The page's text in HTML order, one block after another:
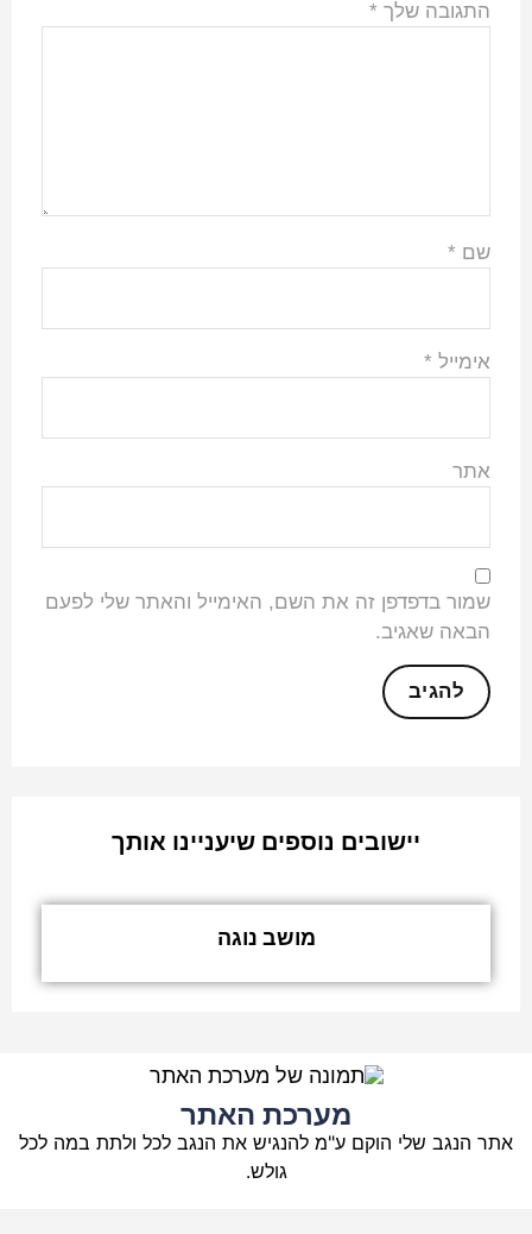
התגובה שלך *
שם *
אימייל *
אתר
שמור בדפדפן זה את השם, האימייל והאתר שלי לפעם
הבאה שאגיב.
יישובים נוספים שיעניינו אותך
מושב נוגה
מערכת האתר
אתר הנגב שלי הוקם ע"מ להנגיש את הנגב לכל ולתת במה לכל
גולש.